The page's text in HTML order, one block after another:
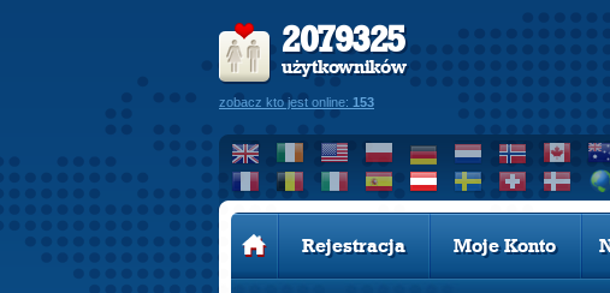
2079325
użytkowników
zobacz kto jest online: 153
Rejestracja Moje Konto